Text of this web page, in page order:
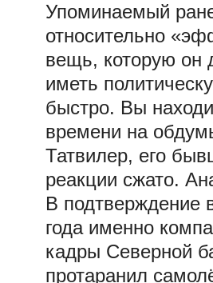
Упоминаемый
относительно
вещь, которую он
иметь
быстро. Вы
времени на
Татвилер, его
реакции сжато.
В подтверждение
года именно
кадры Северной
протаранил